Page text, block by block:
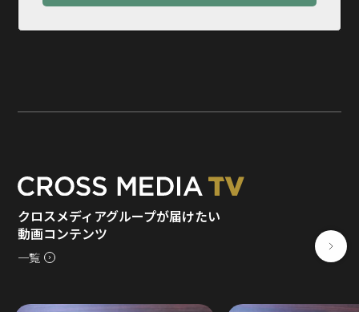
クロスメディアグループが届けたい
動画コンテンツ
一覧